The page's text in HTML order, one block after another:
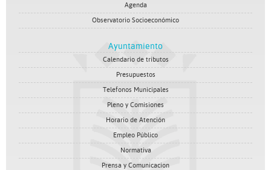
Agenda
Observatorio Socioeconómico
Ayuntamiento
Calendario de tributos
Presupuestos
Telefonos Municipales
Pleno y Comisiones
Horario de Atención
Empleo Público
Normativa
Prensa y Comunicacion